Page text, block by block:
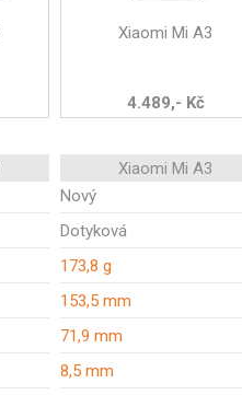
Xiaomi Mi A3
4.489,- Kč
Xiaomi Mi A3
Nový
Dotyková
173,8 g
153,5 mm
71,9 mm
8,5 mm